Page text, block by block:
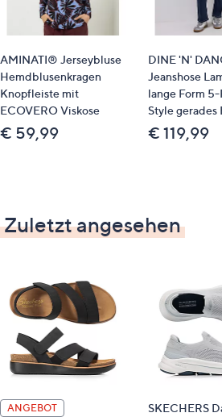
Lauffläche passend zum
Sneakersohle
Textilfutter abgefüttert
austauschbares,
Luftpolsterfußbett
Shock-Absorber
Plateauhöhe ca. 2,5 cm
Leder (Rind, Schwein)
AMINATI® Jerseybluse
Hemdblusenkragen
Knopfleiste mit
ECOVERO Viskose
€ 59,99
DINE 'N'
Jeanshose
lange Form
Style gerades
€ 119,99
Zuletzt angesehen
ANGEBOT
SKECHERS